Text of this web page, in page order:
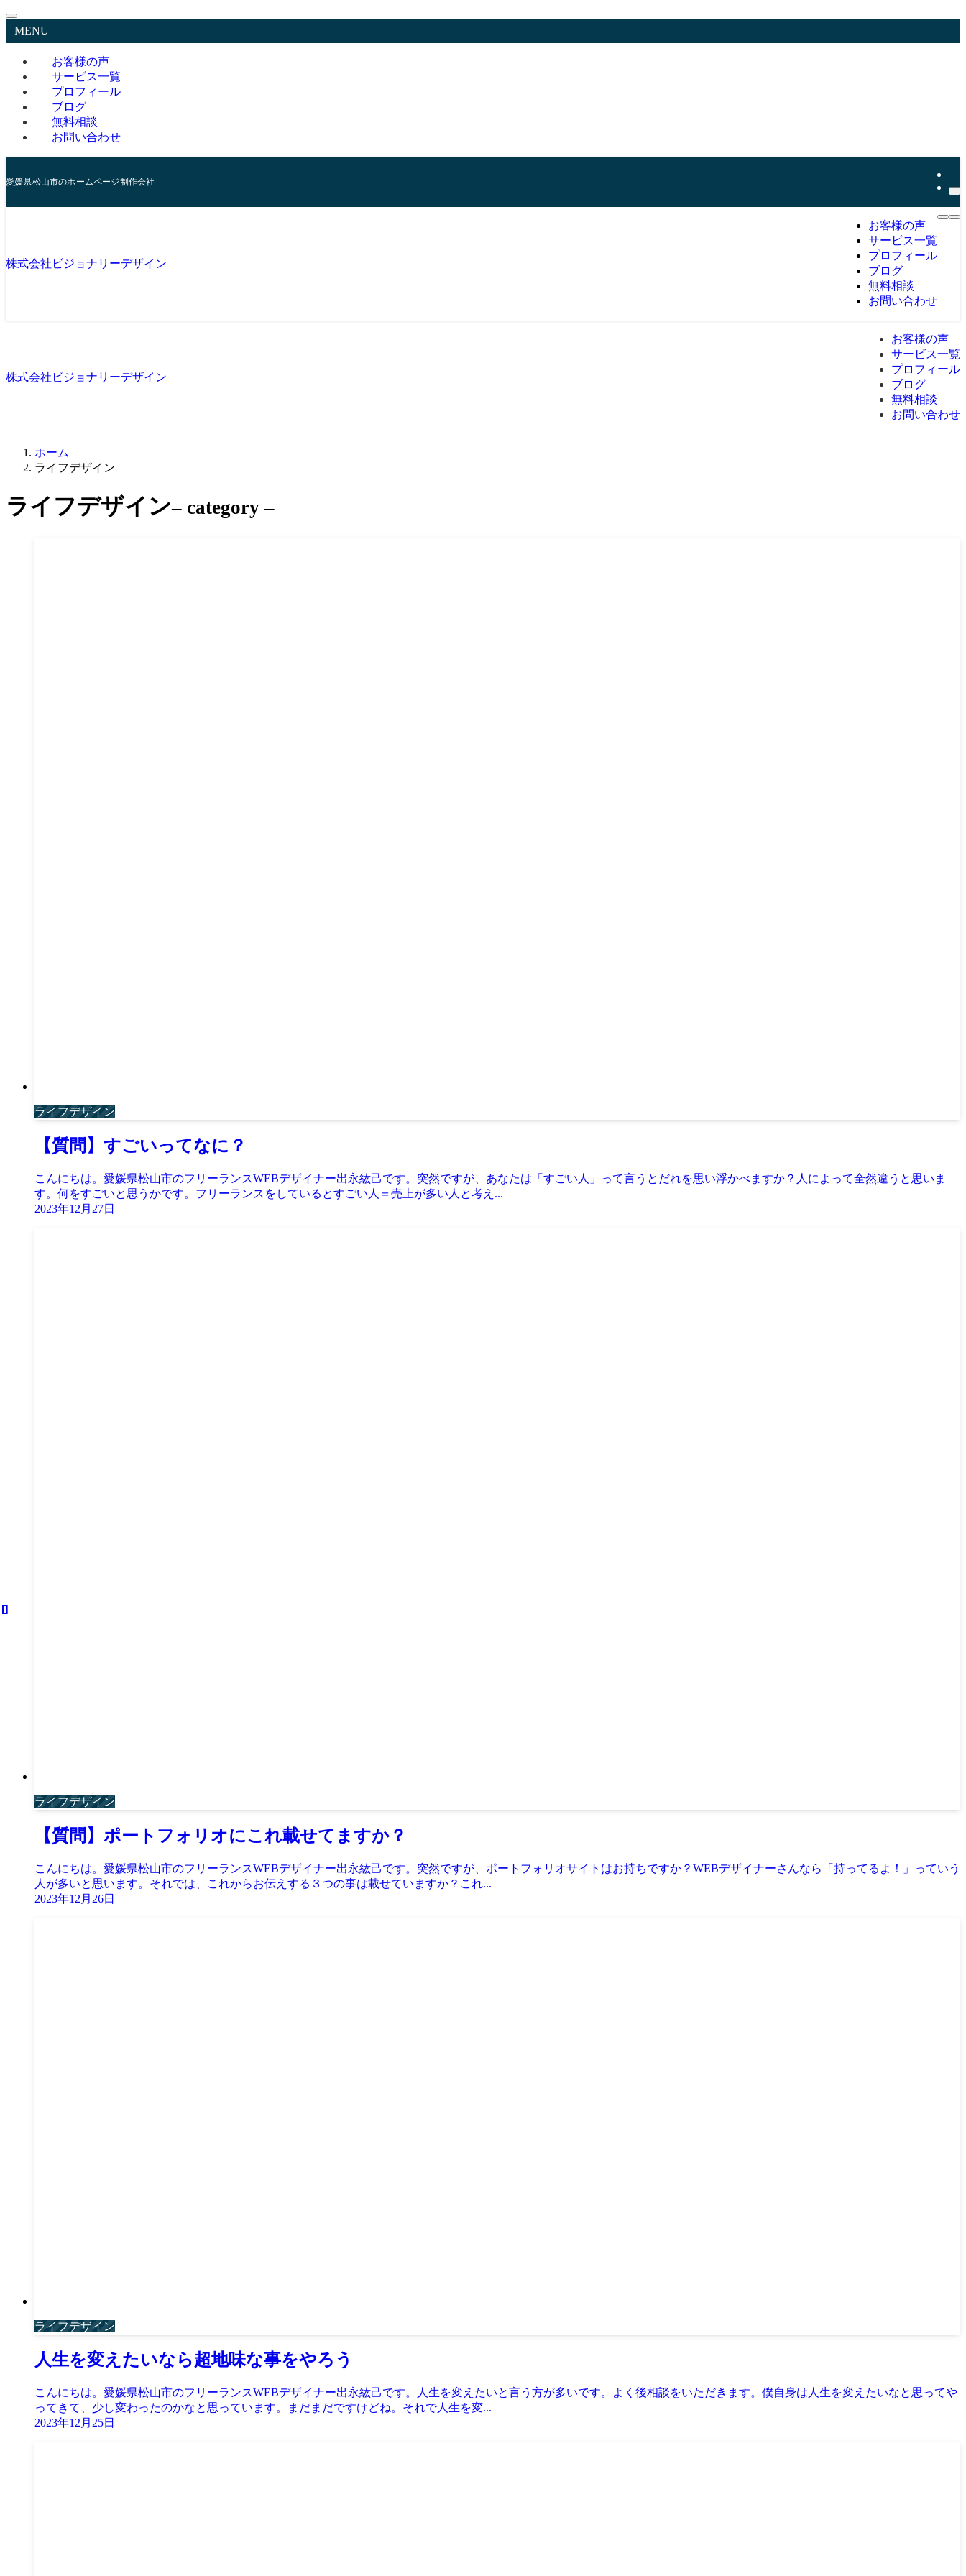
MENU
お客様の声
サービス一覧
プロフィール
ブログ
無料相談
お問い合わせ
愛媛県松山市のホームページ制作会社
株式会社ビジョナリーデザイン
お客様の声
サービス一覧
プロフィール
ブログ
無料相談
お問い合わせ
株式会社ビジョナリーデザイン
お客様の声
サービス一覧
プロフィール
ブログ
無料相談
お問い合わせ
ホーム
ライフデザイン
ライフデザイン– category –
ライフデザイン
【質問】すごいってなに？
こんにちは。愛媛県松山市のフリーランスWEBデザイナー出永紘己です。突然ですが、あなたは「すごい人」って言うとだれを思い浮かべますか？人によって全然違うと思いま
す。何をすごいと思うかです。フリーランスをしているとすごい人＝売上が多い人と考え...
2023年12月27日
ライフデザイン
【質問】ポートフォリオにこれ載せてますか？
こんにちは。愛媛県松山市のフリーランスWEBデザイナー出永紘己です。突然ですが、ポートフォリオサイトはお持ちですか？WEBデザイナーさんなら「持ってるよ！」っていう
人が多いと思います。それでは、これからお伝えする３つの事は載せていますか？これ...
2023年12月26日
ライフデザイン
人生を変えたいなら超地味な事をやろう
こんにちは。愛媛県松山市のフリーランスWEBデザイナー出永紘己です。人生を変えたいと言う方が多いです。よく後相談をいただきます。僕自身は人生を変えたいなと思ってや
ってきて、少し変わったのかなと思っています。まだまだですけどね。それで人生を変...
2023年12月25日